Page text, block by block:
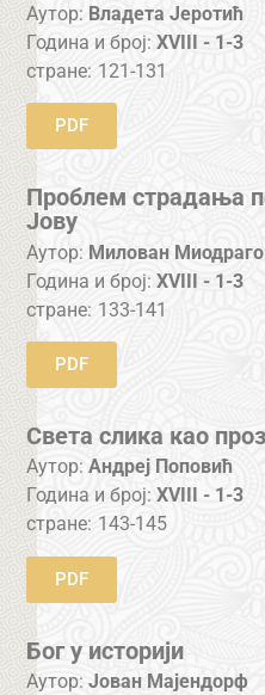
Аутор: Владета Јеротић
Година и број:XVIII - 1-3
стране: 121-131
PDF
Проблем страдања
Јову
Аутор: Милован
Година и број:XVIII - 1-3
стране: 133-141
PDF
Света слика као
Аутор: Андреј Поповић
Година и број:XVIII - 1-3
стране: 143-145
PDF
Бог у историји
Аутор: Јован Мајендорф